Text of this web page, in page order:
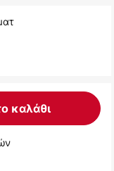
καλάθι